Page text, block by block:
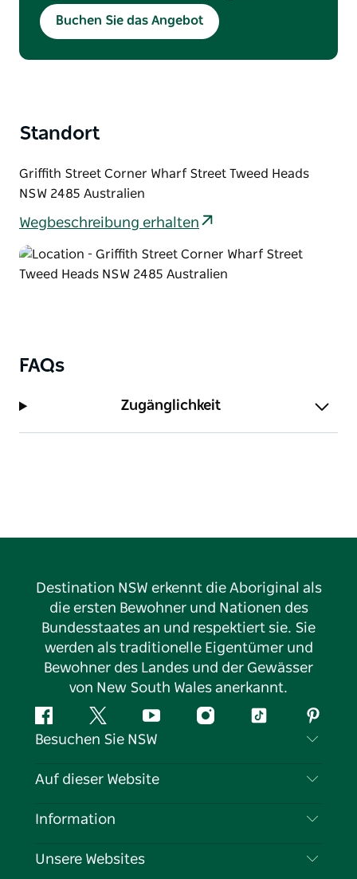
*Es gelten Bedingungen. Gültig für Buchung
und Reise bis zum 31. Dezember 2026. Gültig
für ausgewählte Zimmerkategorien.
Ausgeschlossene Daten.
Buchen Sie das Angebot
Standort
Griffith Street Corner Wharf Street Tweed Heads
NSW 2485 Australien
Wegbeschreibung erhalten
FAQs
Zugänglichkeit
Destination NSW erkennt die Aboriginal als
die ersten Bewohner und Nationen des
Bundesstaates an und respektiert sie. Sie
werden als traditionelle Eigentümer und
Bewohner des Landes und der Gewässer
von New South Wales anerkannt.
FacebookTwitter YouTubeInstagramTikTok
Besuchen Sie NSW
Kontaktieren Sie uns
Cookie-Hinweis
Auf dieser Website
Reiseziele
Information
Reiseinformationen
Unsere Websites